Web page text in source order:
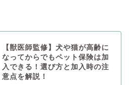
【獣医師監修】犬や猫が高齢に
なってからでもペット保険は加
入できる！選び方と加入時の注
意点を解説！